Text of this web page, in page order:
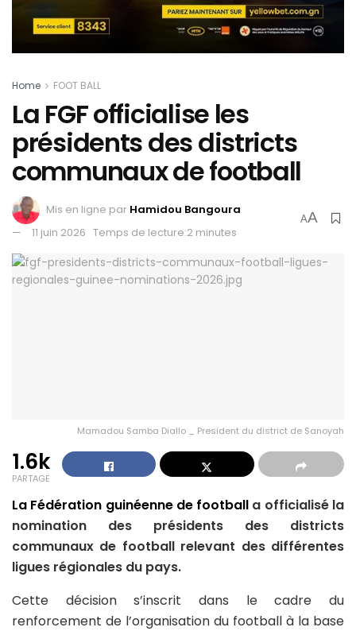
Home FOOT BALL
La FGF officialise les
présidents des districts
communaux de football
Mis en ligne par Hamidou Bangoura
11 juin 2026 Temps de lecture:2 minutes
AA
Mamadou Samba Diallo _ President du district de Sanoyah
1.6k
PARTAGE
La Fédération guinéenne de football a officialisé la
nomination des présidents des districts
communaux de football relevant des différentes
ligues régionales du pays.
Cette décision s’inscrit dans le cadre du
renforcement de l’organisation du football à la base